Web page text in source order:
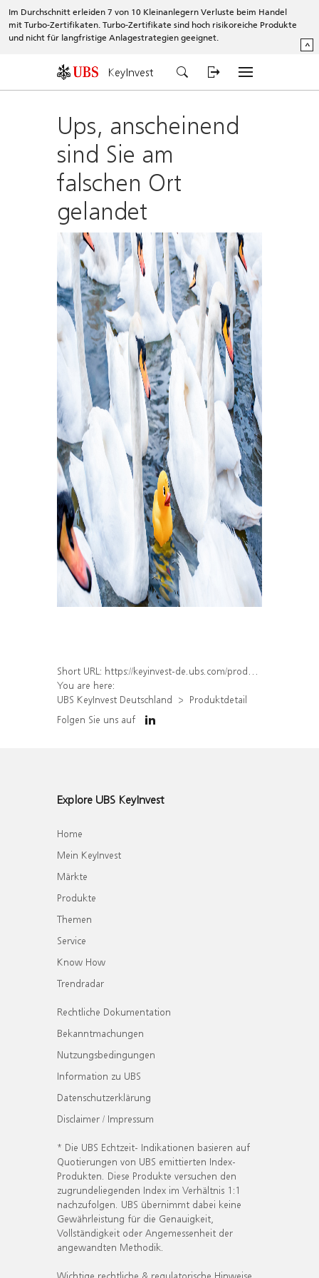
Im Durchschnitt erleiden 7 von 10 Kleinanlegern Verluste beim Handel
mit Turbo-Zertifikaten. Turbo-Zertifikate sind hoch risikoreiche Produkte
und nicht für langfristige Anlagestrategien geeignet.
^
KeyInvest
Ups, anscheinend
sind Sie am
falschen Ort
gelandet
Short URL: https://keyinvest-de.ubs.com/produkt/detail/index/isin/DE000WA9CZV1
You are here:
UBS KeyInvest Deutschland
Produktdetail
Folgen Sie uns auf
Explore UBS KeyInvest
Home
Mein KeyInvest
Märkte
Produkte
Themen
Service
Know How
Trendradar
Rechtliche Dokumentation
Bekanntmachungen
Nutzungsbedingungen
Information zu UBS
Datenschutzerklärung
Disclaimer / Impressum
* Die UBS Echtzeit- Indikationen basieren auf
Quotierungen von UBS emittierten Index-
Produkten. Diese Produkte versuchen den
zugrundeliegenden Index im Verhältnis 1:1
nachzufolgen. UBS übernimmt dabei keine
Gewährleistung für die Genauigkeit,
Vollständigkeit oder Angemessenheit der
angewandten Methodik.